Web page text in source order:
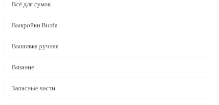
Всё для сумок
Выкройки Burda
Вышивка ручная
Вязание
Запасные части